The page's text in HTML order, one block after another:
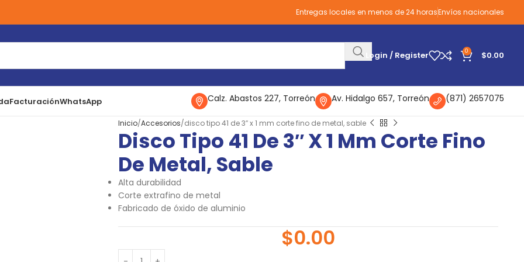
Entregas locales en menos de 24 horasEnvíos nacionales
Login / Register 0 $0.00
FacturaciónWhatsApp Calz. Abastos 227, Torreón Av. Hidalgo 657, Torreón (871) 2657075
Inicio Accesorios disco tipo 41 de 3″ x 1 mm corte fino de metal, sable
Disco Tipo 41 De 3″ X 1 Mm Corte Fino
De Metal, Sable
Alta durabilidad
Corte extrafino de metal
Fabricado de óxido de aluminio
$0.00